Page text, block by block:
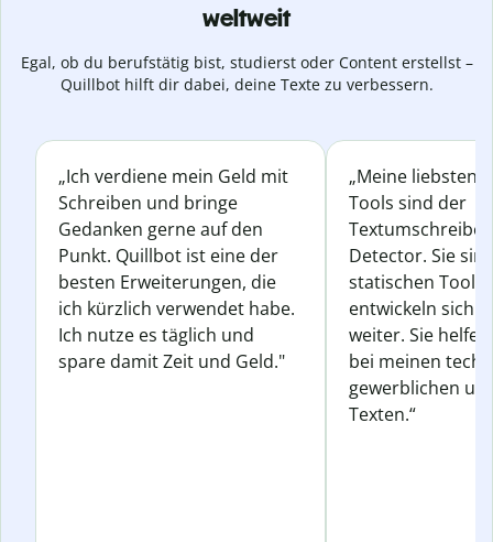
weltweit
Egal, ob du berufstätig bist, studierst oder Content erstellst –
Quillbot hilft dir dabei, deine Texte zu verbessern.
„Ich verdiene mein Geld mit
Schreiben und bringe
Gedanken gerne auf den
Punkt. Quillbot ist eine der
besten Erweiterungen, die
ich kürzlich verwendet habe.
Ich nutze es täglich und
spare damit Zeit und Geld."
„Meine liebsten
Tools sind der
Detector. Sie
statischen
entwickeln sich
weiter. Sie
bei meinen
gewerblichen
Texten.“